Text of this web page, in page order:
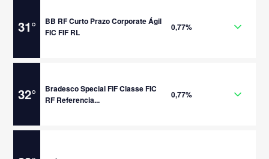
31°
BB RF Curto Prazo Corporate Ágil
FIC FIF RL
0,77%
32°
Bradesco Special FIF Classe FIC
RF Referencia...
0,77%